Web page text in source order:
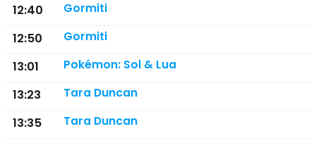
12:40 Gormiti
12:50 Gormiti
13:01 Pokémon: Sol & Lua
13:23 Tara Duncan
13:35 Tara Duncan